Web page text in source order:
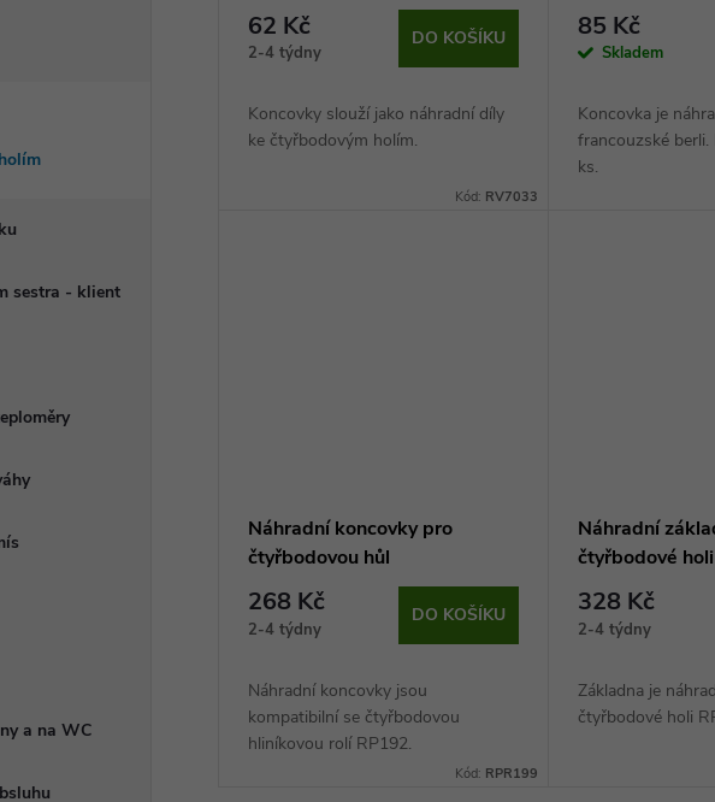
sestra - klient
a na WC
62 Kč
2-4 týdny
DO KOŠÍKU
Koncovky slouží jako náhradní díly
ke čtyřbodovým holím.
Kód: RV7033
85 Kč
Skladem
Koncovka je
francouzské berli.
ks.
Náhradní koncovky pro
čtyřbodovou hůl
268 Kč
2-4 týdny
DO KOŠÍKU
Náhradní koncovky jsou
kompatibilní se čtyřbodovou
hliníkovou rolí RP192.
Kód: RPR199
Náhradní
čtyřbodové holi
328 Kč
2-4 týdny
Základna je
čtyřbodové holi